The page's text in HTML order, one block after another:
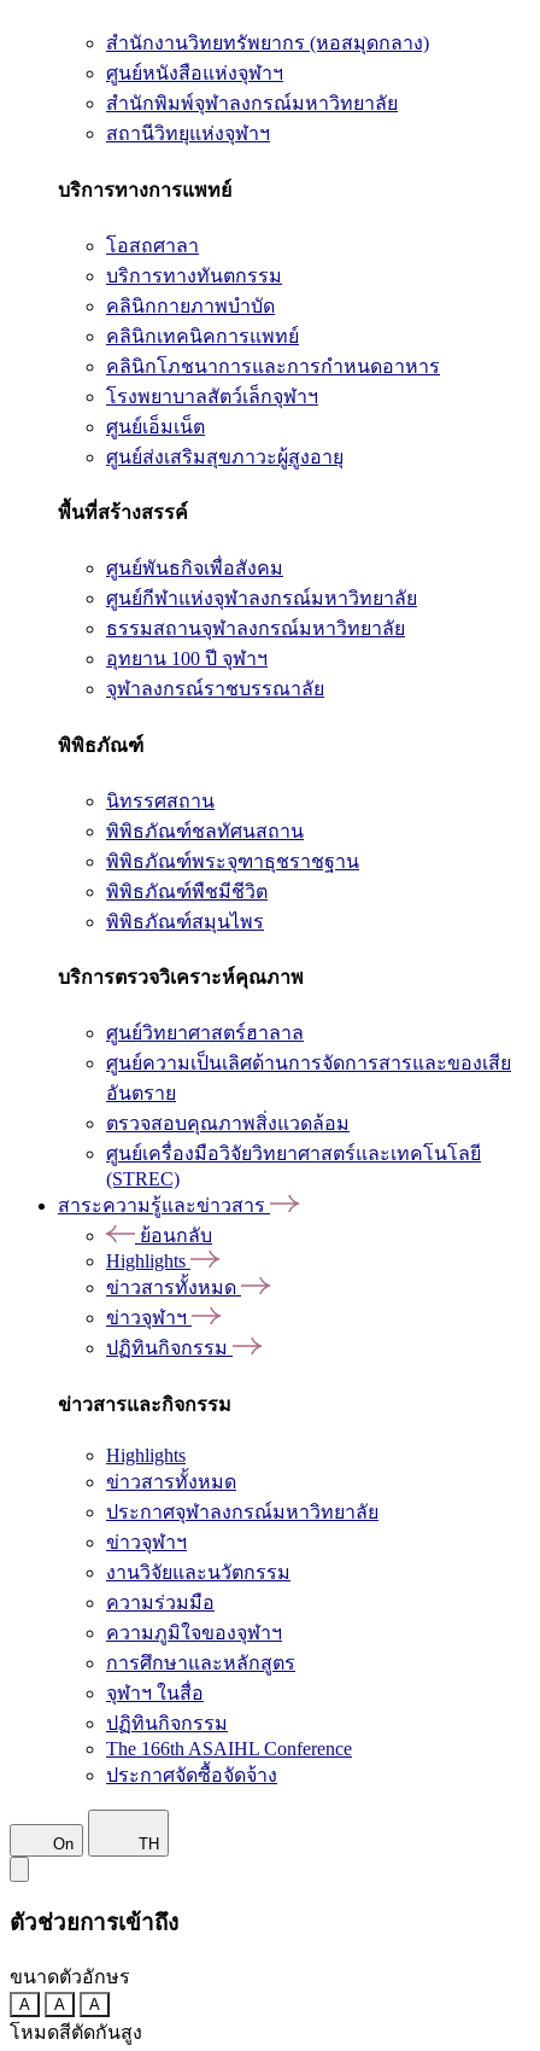
สำนักงานวิทยทรัพยากร (หอสมุดกลาง)
ศูนย์หนังสือแห่งจุฬาฯ
สำนักพิมพ์จุฬาลงกรณ์มหาวิทยาลัย
สถานีวิทยุแห่งจุฬาฯ
บริการทางการแพทย์
โอสถศาลา
บริการทางทันตกรรม
คลินิกกายภาพบำบัด
คลินิกเทคนิคการแพทย์
คลินิกโภชนาการและการกำหนดอาหาร
โรงพยาบาลสัตว์เล็กจุฬาฯ
ศูนย์เอ็มเน็ต
ศูนย์ส่งเสริมสุขภาวะผู้สูงอายุ
พื้นที่สร้างสรรค์
ศูนย์พันธกิจเพื่อสังคม
ศูนย์กีฬาแห่งจุฬาลงกรณ์มหาวิทยาลัย
ธรรมสถานจุฬาลงกรณ์มหาวิทยาลัย
อุทยาน 100 ปี จุฬาฯ
จุฬาลงกรณ์ราชบรรณาลัย
พิพิธภัณฑ์
นิทรรศสถาน
พิพิธภัณฑ์ชลทัศนสถาน
พิพิธภัณฑ์พระจุฑาธุชราชฐาน
พิพิธภัณฑ์พืชมีชีวิต
พิพิธภัณฑ์สมุนไพร
บริการตรวจวิเคราะห์คุณภาพ
ศูนย์วิทยาศาสตร์ฮาลาล
ศูนย์ความเป็นเลิศด้านการจัดการสารและของเสีย
อันตราย
ตรวจสอบคุณภาพสิ่งแวดล้อม
ศูนย์เครื่องมือวิจัยวิทยาศาสตร์และเทคโนโลยี
(STREC)
สาระความรู้และข่าวสาร
ย้อนกลับ
Highlights
ข่าวสารทั้งหมด
ข่าวจุฬาฯ
ปฏิทินกิจกรรม
ข่าวสารและกิจกรรม
Highlights
ข่าวสารทั้งหมด
ประกาศจุฬาลงกรณ์มหาวิทยาลัย
ข่าวจุฬาฯ
งานวิจัยและนวัตกรรม
ความร่วมมือ
ความภูมิใจของจุฬาฯ
การศึกษาและหลักสูตร
จุฬาฯ ในสื่อ
ปฏิทินกิจกรรม
The 166th ASAIHL Conference
ประกาศจัดซื้อจัดจ้าง
On TH
ตัวช่วยการเข้าถึง
ขนาดตัวอักษร
A A A
โหมดสีตัดกันสูง